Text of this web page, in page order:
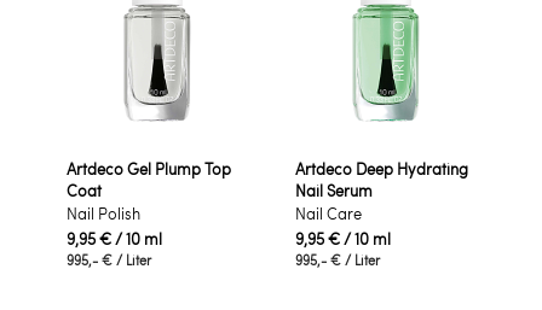
Artdeco Gel Plump Top
Coat
Nail Polish
9,95 €/ 10 ml
995,- € / Liter
Artdeco Deep Hydrating
Nail Serum
Nail Care
9,95 €/ 10 ml
995,- € / Liter